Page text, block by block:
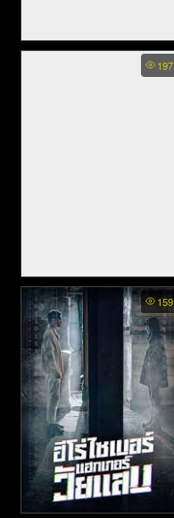
Strange Tales of a Lonely
Studio - เรื่องเล่าลึกลับเหลียว
197
The Secret Diary of an
Exchange Student - ไดอารี่
ลับนักเรียนแลกเปลี่ยน (2021)
159